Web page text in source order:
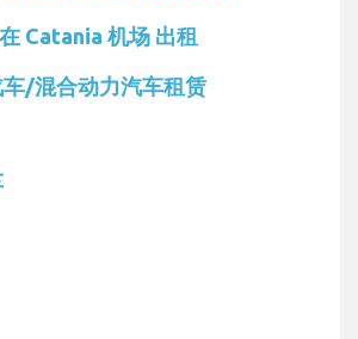
Catania 机场 出租
车/混合动力汽车租赁